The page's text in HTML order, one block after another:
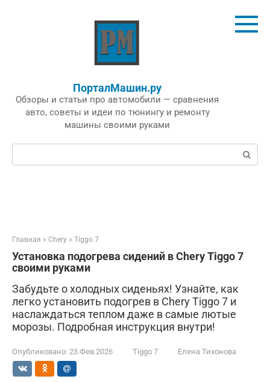
ПорталМашин.ру
Обзоры и статьи про автомобили — сравнения
авто, советы и идеи по тюнингу и ремонту
машины своими руками
Поиск:
Главная » Chery » Tiggo 7
Установка подогрева сидений в Chery Tiggo 7
своими руками
Забудьте о холодных сиденьях! Узнайте, как
легко установить подогрев в Chery Tiggo 7 и
наслаждаться теплом даже в самые лютые
морозы. Подробная инструкция внутри!
Опубликовано: 23.Фев.2026 Tiggo 7 Елена Тихонова